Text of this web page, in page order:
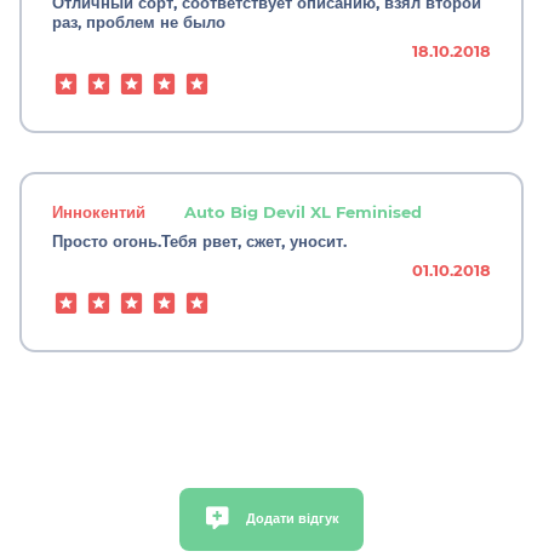
раз, проблем не было
18.10.2018
Иннокентий
Auto Big Devil XL Feminised
Просто огонь.Тебя рвет, сжет, уносит.
01.10.2018
Додати відгук